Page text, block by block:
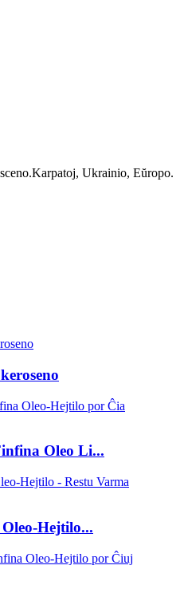
Oleo Li...
Hejtilo...